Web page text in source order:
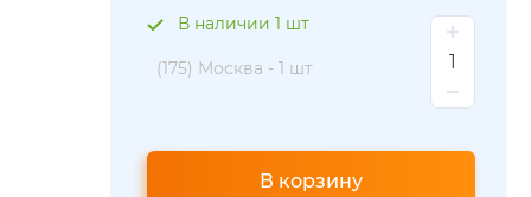
В наличии 1 шт
(175) Москва - 1 шт
В корзину